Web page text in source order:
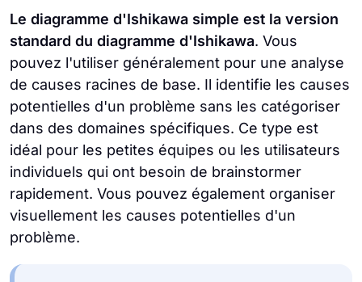
Le diagramme d'Ishikawa simple est la version
standard du diagramme d'Ishikawa. Vous
pouvez l'utiliser généralement pour une analyse
de causes racines de base. Il identifie les causes
potentielles d'un problème sans les catégoriser
dans des domaines spécifiques. Ce type est
idéal pour les petites équipes ou les utilisateurs
individuels qui ont besoin de brainstormer
rapidement. Vous pouvez également organiser
visuellement les causes potentielles d'un
problème.